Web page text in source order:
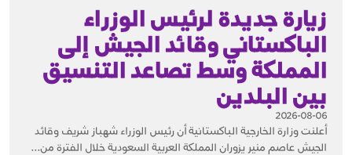
زيارة جديدة لرئيس الوزراء
الباكستاني وقائد الجيش إلى
المملكة وسط تصاعد التنسيق
بين البلدين
2026-08-06
أعلنت وزارة الخارجية الباكستانية أن رئيس الوزراء شهباز شريف وقائد
الجيش عاصم منير يزوران المملكة العربية السعودية خلال الفترة من...